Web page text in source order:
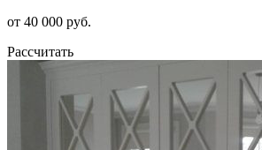
от 40 000 руб.
Рассчитать